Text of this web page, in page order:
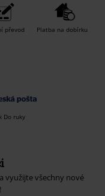
převod Platba na dobírku
Do ruky
využijte všechny nové